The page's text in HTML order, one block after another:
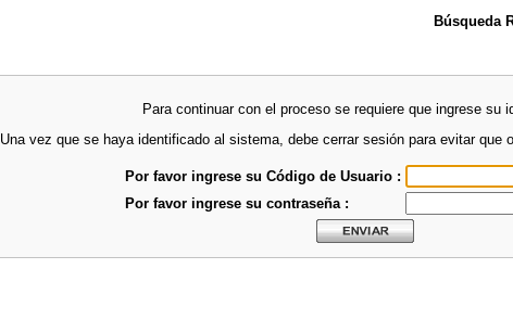
Búsqueda
Para continuar con el proceso se requiere que ingrese su
Una vez que se haya identificado al sistema, debe cerrar sesión para evitar que
Por favor ingrese su Código de Usuario :
Por favor ingrese su contraseña :